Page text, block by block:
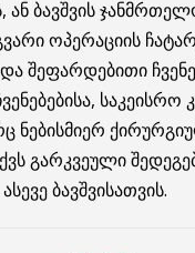
ან ბავშვის
ოპერაციის
შეფარდებითი
საკეისრო
ნებისმიერ
გარკვეული
ბავშვისათვის.